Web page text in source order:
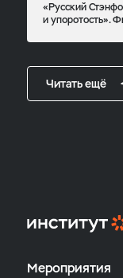
«Русский
и упоротость».
Читать ещё
Мероприятия